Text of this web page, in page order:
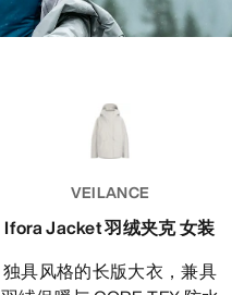
VEILANCE
Ifora Jacket 羽绒夹克 女装
独具风格的长版大衣，兼具